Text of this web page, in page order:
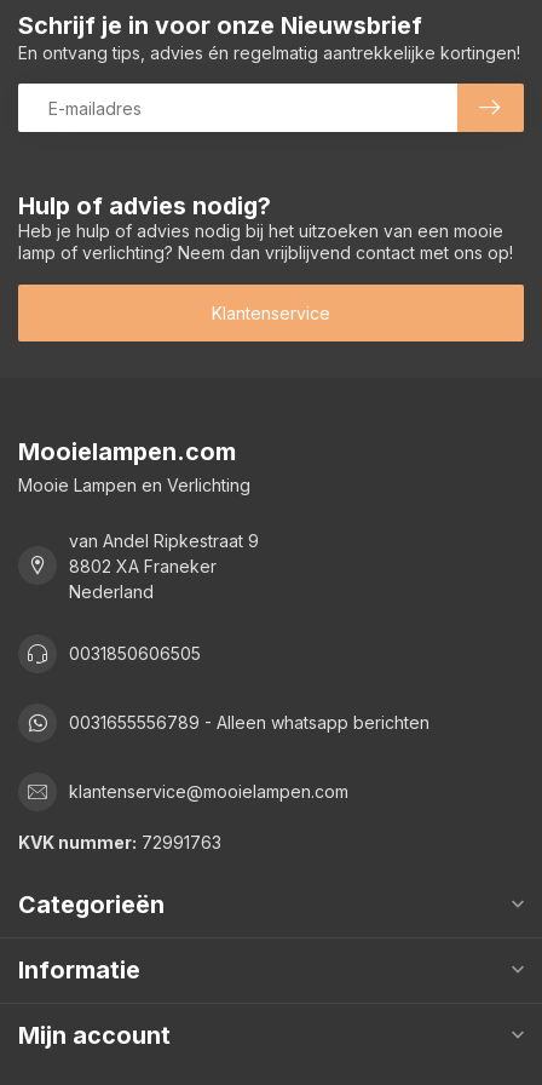
Hulp of advies nodig?
Heb je hulp of advies nodig bij het uitzoeken van een mooie
lamp of verlichting? Neem dan vrijblijvend contact met ons op!
Klantenservice
Schrijf je in voor onze Nieuwsbrief
En ontvang tips, advies én regelmatig aantrekkelijke kortingen!
Mooielampen.com
Mooie Lampen en Verlichting
van Andel Ripkestraat 9
8802 XA Franeker
Nederland
0031850606505
0031655556789 - Alleen whatsapp berichten
klantenservice@mooielampen.com
KVK nummer: 72991763
Categorieën
Informatie
Mijn account